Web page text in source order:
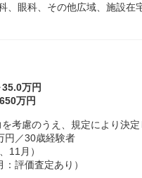
、眼科、その他広域、施設在
35.0万円
万円
考慮のうえ、規定により決定
円／30歳経験者
11月）
評価査定あり）